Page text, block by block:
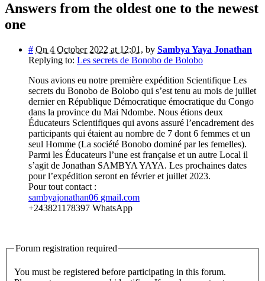
Answers from the oldest one to the newest
one
# On 4 October 2022 at 12:01 , by Sambya Yaya Jonathan
Replying to: Les secrets de Bonobo de Bolobo
Nous avions eu notre première expédition Scientifique Les
secrets du Bonobo de Bolobo qui s’est tenu au mois de juillet
dernier en République Démocratique émocratique du Congo
dans la province du Mai Ndombe. Nous étions deux
Éducateurs Scientifiques qui avons assuré l’encadrement des
participants qui étaient au nombre de 7 dont 6 femmes et un
seul Homme (La société Bonobo dominé par les femelles).
Parmi les Éducateurs l’une est française et un autre Local il
s’agit de Jonathan SAMBYA YAYA. Les prochaines dates
pour l’expédition seront en février et juillet 2023.
Pour tout contact :
sambyajonathan06 gmail.com
+243821178397 WhatsApp
Forum registration required
You must be registered before participating in this forum.